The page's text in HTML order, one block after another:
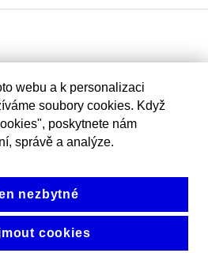
webu a k personalizaci
soubory cookies. Když
poskytnete nám
správě a analýze.
nezbytné
cookies